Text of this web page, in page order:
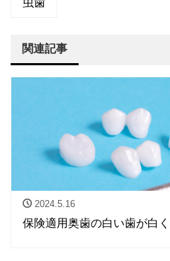
虫歯
関連記事
2024.5.16
保険適用奥歯の白い歯が白